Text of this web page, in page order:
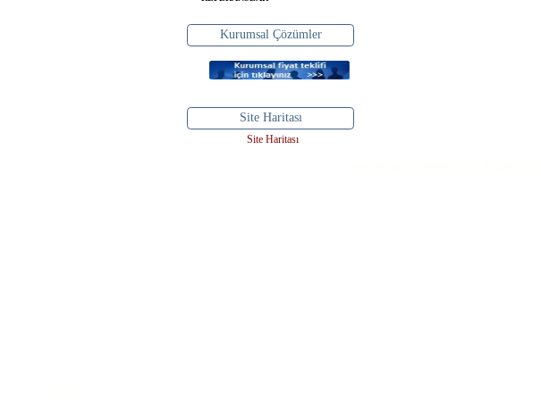
Kurumsal Çözümler
Site Haritası
Site Haritası